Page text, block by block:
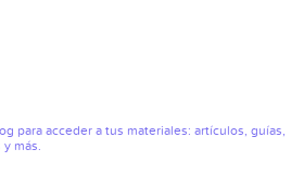
para acceder a tus materiales: artículos, guías,
más.